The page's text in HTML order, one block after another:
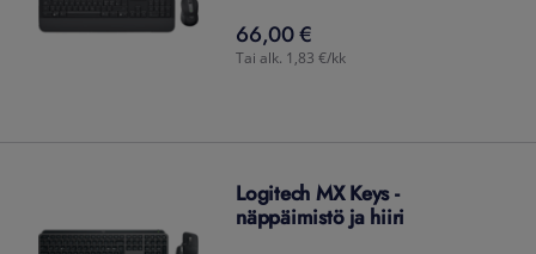
66,00 €
66,00€
Tai alk. 1,83 €/kk
Logitech MX Keys -
näppäimistö ja hiiri